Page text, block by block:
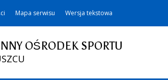
Mapa serwisu Wersja tekstowa
OŚRODEK SPORTU